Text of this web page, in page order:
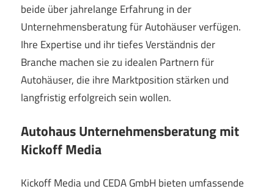
beide über jahrelange Erfahrung in der
Unternehmensberatung für Autohäuser verfügen.
Ihre Expertise und ihr tiefes Verständnis der
Branche machen sie zu idealen Partnern für
Autohäuser, die ihre Marktposition stärken und
langfristig erfolgreich sein wollen.
Autohaus Unternehmensberatung mit
Kickoff Media
Kickoff Media und CEDA GmbH bieten umfassende